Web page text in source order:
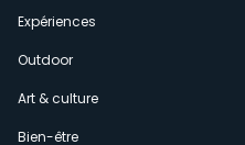
Expériences
Outdoor
Art & culture
Bien-être